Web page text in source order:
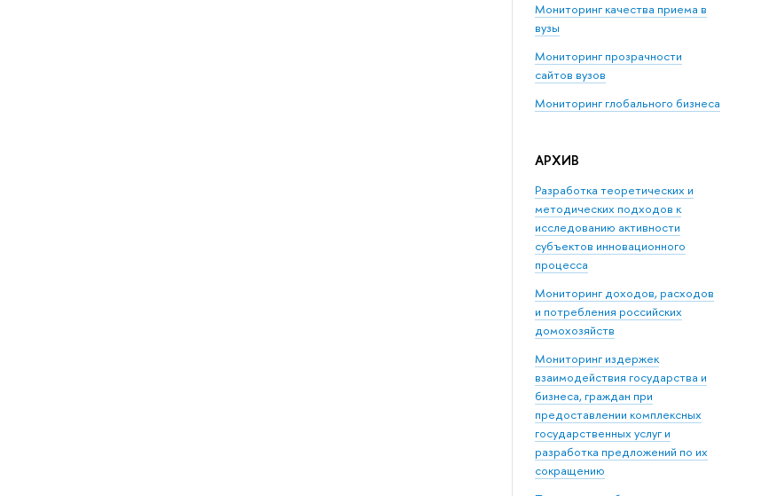
Мониторинг качества приема в
вузы
Мониторинг прозрачности
сайтов вузов
Мониторинг глобального бизнеса
АРХИВ
Разработка теоретических и
методических подходов к
исследованию активности
субъектов инновационного
процесса
Мониторинг доходов, расходов
и потребления российских
домохозяйств
Мониторинг издержек
взаимодействия государства и
бизнеса, граждан при
предоставлении комплексных
государственных услуг и
разработка предложений по их
сокращению